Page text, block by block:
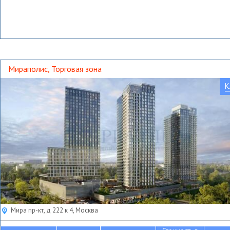
Мираполис, Торговая зона
Мира пр-кт, д 222 к 4, Москва